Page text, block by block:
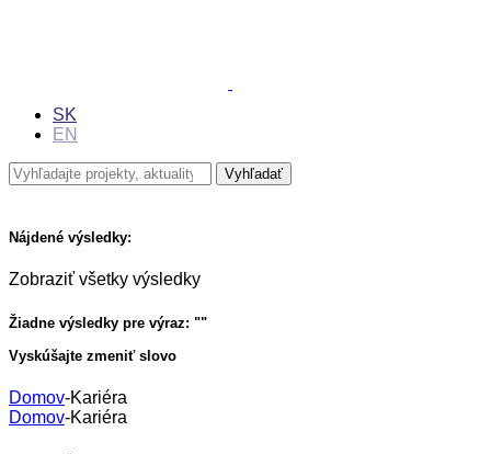
SK
EN
Nájdené výsledky:
Zobraziť všetky výsledky
Žiadne výsledky pre výraz: ""
Vyskúšajte zmeniť slovo
Domov-Kariéra
Domov-Kariéra